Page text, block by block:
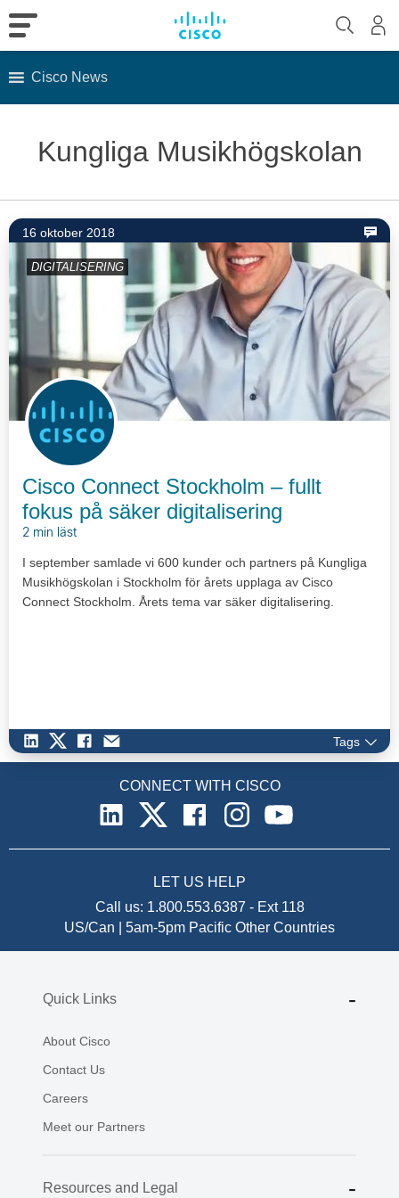
Cisco News
contentKungliga Musikhögskolan
16 oktober 2018
DIGITALISERING
Cisco Connect Stockholm – fullt
fokus på säker digitalisering
2 min läst
I september samlade vi 600 kunder och partners på Kungliga
Musikhögskolan i Stockholm för årets upplaga av Cisco
Connect Stockholm. Årets tema var säker digitalisering.
Tags
CONNECT WITH CISCO
LET US HELP
Call us: 1.800.553.6387 - Ext 118
US/Can | 5am-5pm Pacific Other Countries